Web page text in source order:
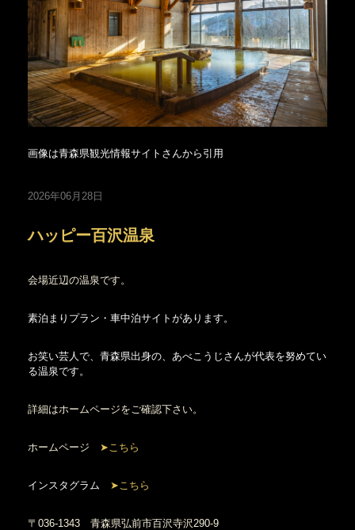
画像は青森県観光情報サイトさんから引用
2026年06月28日
ハッピー百沢温泉
会場近辺の温泉です。
素泊まりプラン・車中泊サイトがあります。
お笑い芸人で、青森県出身の、あべこうじさんが代表を努めてい
る温泉です。
詳細はホームページをご確認下さい。
ホームページ ➤こちら
インスタグラム ➤こちら
〒036-1343 青森県弘前市百沢寺沢290-9